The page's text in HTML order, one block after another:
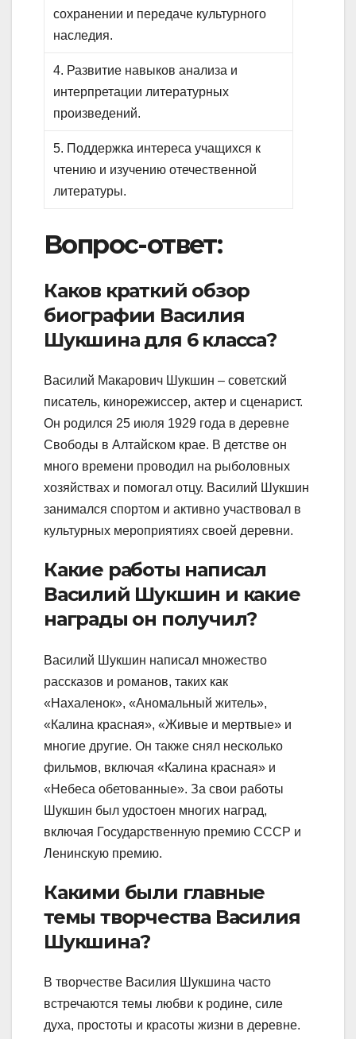
сохранении и передаче культурного
наследия.
4. Развитие навыков анализа и
интерпретации литературных
произведений.
5. Поддержка интереса учащихся к
чтению и изучению отечественной
литературы.
Вопрос-ответ:
Каков краткий обзор
биографии Василия
Шукшина для 6 класса?
Василий Макарович Шукшин – советский
писатель, кинорежиссер, актер и сценарист.
Он родился 25 июля 1929 года в деревне
Свободы в Алтайском крае. В детстве он
много времени проводил на рыболовных
хозяйствах и помогал отцу. Василий Шукшин
занимался спортом и активно участвовал в
культурных мероприятиях своей деревни.
Какие работы написал
Василий Шукшин и какие
награды он получил?
Василий Шукшин написал множество
рассказов и романов, таких как
«Нахаленок», «Аномальный житель»,
«Калина красная», «Живые и мертвые» и
многие другие. Он также снял несколько
фильмов, включая «Калина красная» и
«Небеса обетованные». За свои работы
Шукшин был удостоен многих наград,
включая Государственную премию СССР и
Ленинскую премию.
Какими были главные
темы творчества Василия
Шукшина?
В творчестве Василия Шукшина часто
встречаются темы любви к родине, силе
духа, простоты и красоты жизни в деревне.